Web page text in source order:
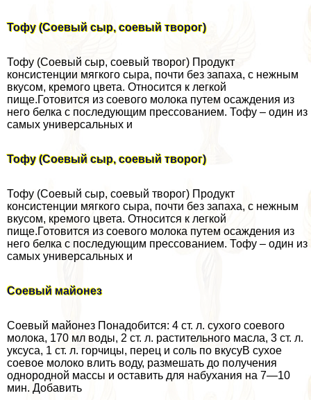
Тофу (Соевый сыр, соевый творог)
Тофу (Соевый сыр, соевый творог) Продукт
консистенции мягкого сыра, почти без запаха, с нежным
вкусом, кремого цвета. Относится к легкой
пище.Готовится из соевого молока путем осаждения из
него белка с последующим прессованием. Тофу – один из
самых универсальных и
Тофу (Соевый сыр, соевый творог)
Тофу (Соевый сыр, соевый творог) Продукт
консистенции мягкого сыра, почти без запаха, с нежным
вкусом, кремого цвета. Относится к легкой
пище.Готовится из соевого молока путем осаждения из
него белка с последующим прессованием. Тофу – один из
самых универсальных и
Соевый майонез
Соевый майонез Понадобится: 4 ст. л. сухого соевого
молока, 170 мл воды, 2 ст. л. растительного масла, 3 ст. л.
уксуса, 1 ст. л. горчицы, перец и соль по вкусуВ сухое
соевое молоко влить воду, размешать до получения
однородной массы и оставить для набухания на 7—10
мин. Добавить